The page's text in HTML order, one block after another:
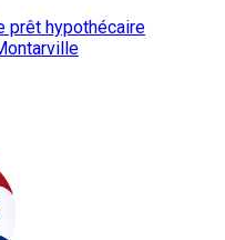
prêt hypothécaire